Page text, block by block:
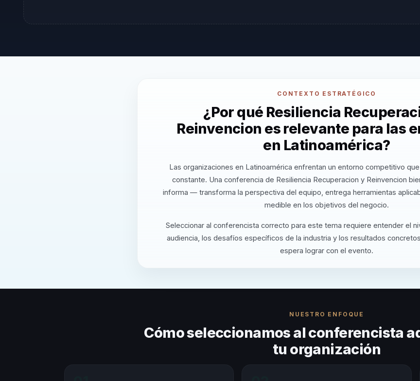
CONTEXTO ESTRATÉGICO
¿Por qué Resiliencia
Reinvencion es relevante para las
en Latinoamérica?
Las organizaciones en Latinoamérica enfrentan un entorno competitivo
constante. Una conferencia de Resiliencia Recuperacion y Reinvencion
informa — transforma la perspectiva del equipo, entrega herramientas
medible en los objetivos del negocio.
Seleccionar al conferencista correcto para este tema requiere entender el
audiencia, los desafíos específicos de la industria y los resultados
espera lograr con el evento.
NUESTRO ENFOQUE
Cómo seleccionamos al conferencista
tu organización